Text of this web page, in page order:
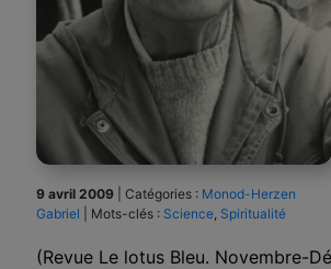
9 avril 2009 Catégories : Monod-Herzen
Gabriel
Mots-clés : Science Spiritualité
(Revue Le lotus Bleu. Novembre-